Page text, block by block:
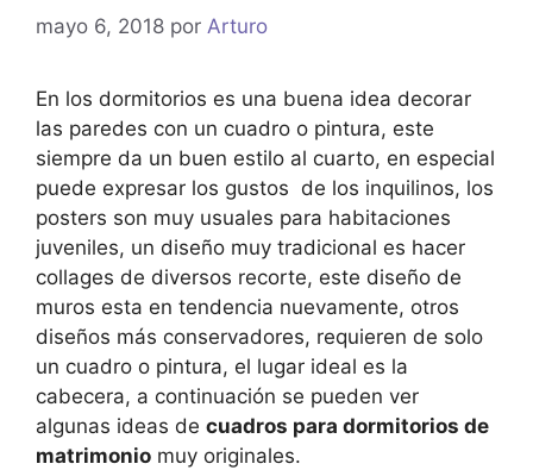
mayo 6, 2018 por Arturo
En los dormitorios es una buena idea decorar
las paredes con un cuadro o pintura, este
siempre da un buen estilo al cuarto, en especial
puede expresar los gustos de los inquilinos, los
posters son muy usuales para habitaciones
juveniles, un diseño muy tradicional es hacer
collages de diversos recorte, este diseño de
muros esta en tendencia nuevamente, otros
diseños más conservadores, requieren de solo
un cuadro o pintura, el lugar ideal es la
cabecera, a continuación se pueden ver
algunas ideas de cuadros para dormitorios de
matrimonio muy originales.